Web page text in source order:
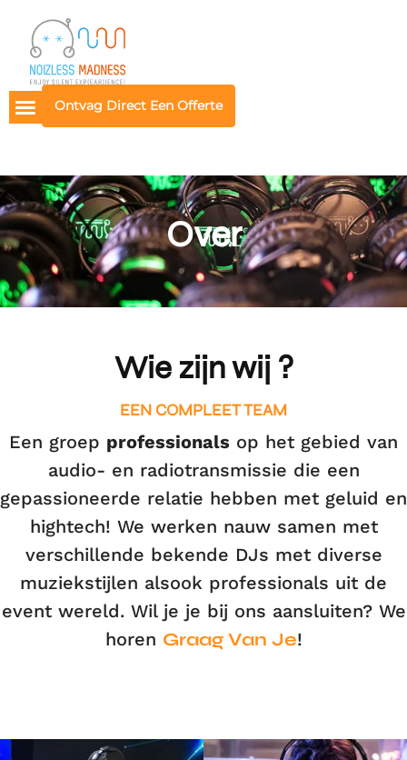
Ontvag Direct Een Offerte
Over
Wie zijn wij ?
EEN COMPLEET TEAM
Een groep professionals op het gebied van
audio- en radiotransmissie die een
gepassioneerde relatie hebben met geluid en
hightech! We werken nauw samen met
verschillende bekende DJs met diverse
muziekstijlen alsook professionals uit de
event wereld. Wil je je bij ons aansluiten? We
horen Graag Van Je!